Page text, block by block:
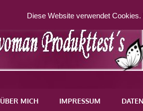
ÜBER MICH IMPRESSUM
Diese Website verwendet